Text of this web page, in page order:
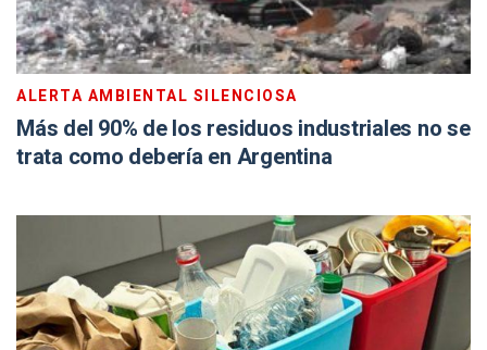
ALERTA AMBIENTAL SILENCIOSA
Más del 90% de los residuos industriales no se
trata como debería en Argentina